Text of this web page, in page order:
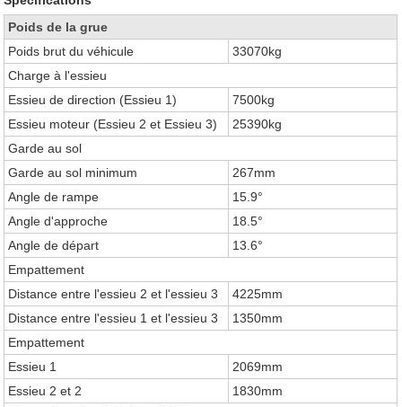
Poids de la grue
Poids brut du véhicule
33070kg
Charge à l'essieu
Essieu de direction (Essieu 1)
7500kg
Essieu moteur (Essieu 2 et Essieu 3)
25390kg
Garde au sol
Garde au sol minimum
267mm
Angle de rampe
15.9°
Angle d'approche
18.5°
Angle de départ
13.6°
Empattement
Distance entre l'essieu 2 et l'essieu 3
4225mm
Distance entre l'essieu 1 et l'essieu 3
1350mm
Empattement
Essieu 1
2069mm
Essieu 2 et 2
1830mm